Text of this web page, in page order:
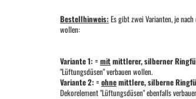
Bestellhinweis: Es gibt zwei Varianten, je
wollen:
Variante 1: = mitmittlerer, silberner
"Lüftungsdüsen" verbauen wollen.
Variante 2: = ohnemittlere, silberne
Dekorelement "Lüftungsdüsen" ebenfalls